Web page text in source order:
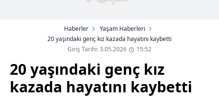
Haberler
Yaşam Haberleri
20 yaşındaki genç kız kazada hayatını kaybetti
Giriş Tarihi: 3.05.2026
15:52
20 yaşındaki genç kız
kazada hayatını kaybetti